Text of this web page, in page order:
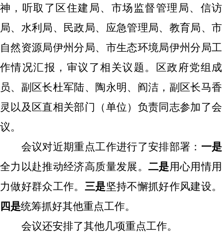
神，听取了区住建局、市场监督管理局、信访
局、水利局、民政局、应急管理局、教育局、市
自然资源局伊州分局、市生态环境局伊州分局工
作情况汇报，审议了相关议题。区政府党组成
员、副区长杜军陆、 陶永明、阎洁，副区长马香
灵以及区直相关部门（单位）负责同志参加了会
议。
会议对近期重点工作进行了安排部署： 一是
全力以赴推动经济高质量发展。 二是用心用情用
力做好群众工作。 三是坚持不懈抓好作风建设。
四是统筹抓好其他重点工作。
会议还安排了其他几项重点工作。